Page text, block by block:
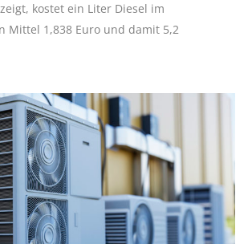
kostet ein Liter Diesel im
Mittel 1,838 Euro und damit 5,2